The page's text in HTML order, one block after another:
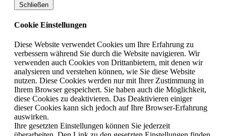
Schließen
Cookie Einstellungen
Diese Website verwendet Cookies um Ihre Erfahrung zu
verbessern während Sie durch die Website navigieren. Wir
verwenden auch Cookies von Drittanbietern, mit denen wir
analysieren und verstehen können, wie Sie diese Website
nutzen. Diese Cookies werden nur mit Ihrer Zustimmung in
Ihrem Browser gespeichert. Sie haben auch die Möglichkeit,
diese Cookies zu deaktivieren. Das Deaktivieren einiger
dieser Cookies kann sich jedoch auf Ihre Browser-Erfahrung
auswirken.
Ihre gesetzten Einstellungen können Sie jederzeit